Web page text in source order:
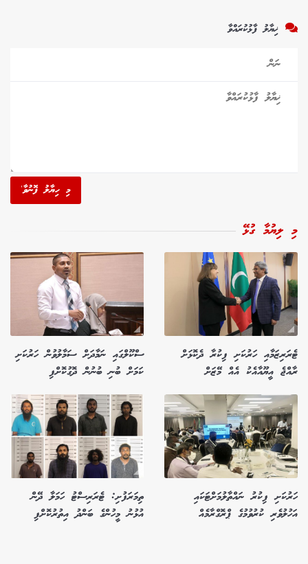
ޚިޔާލު ފާޅުކުރައްވާ
މި ހިޔާލު ފޮނުވާ'
މި ލިޔުމާ ގުޅޭ
ޓެރަރިޒަމާއި ހަރުކަށި ފިކުރާ ދެކޮޅަށް
ރާއްޖެ އީޔޫއާއެކު އެއް މޭޒަށް
ސްކޫލްގައި ނަމާދަށް ސަމާލުވުން ހަރުކަށި
ކަމަށް ބުނި ބުނުން ދޮގުކޮށްފި
ހަރުކަށި ފިކުރު ނައްތާލުމަށްޓަކައި
އަހުލުވެރި ކުރުވުމުގެ ޕްރޮގްރާމެއް
ތިމަރަފުށި: ޓެރަރިސްޓު ހަމަލާ ދޭން
އުޅުނު މީހުންގެ ބަންދު އިތުރުކޮށްފި